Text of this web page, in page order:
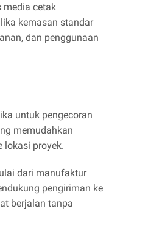
media cetak
kemasan standar
dan penggunaan
untuk pengecoran
memudahkan
lokasi proyek.
dari manufaktur
pengiriman ke
berjalan tanpa